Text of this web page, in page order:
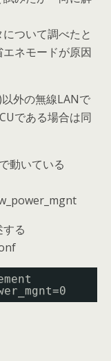
ついて調べたと
ネモードが原因
外の無線LANで
である場合は同
動いている
る